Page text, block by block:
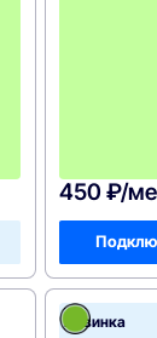
450 ₽/
Новинка